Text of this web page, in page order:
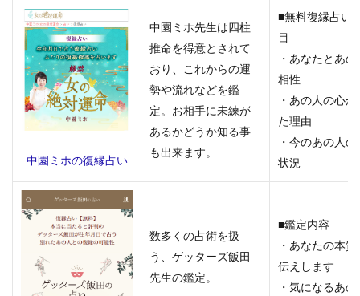
ル占
いウ
ラナ
6
復縁
相談
も可
当た
ぎる
対面
占い
店舗
まと
め
中園ミホの復縁占い
中園ミホ先生は四柱
推命を得意とされて
おり、これからの運
勢や流れなどを鑑
定。お相手に未練が
あるかどうか知る事
も出来ます。
■無料復縁占い
目
・あなたとあ
相性
・あの人の心
た理由
・今のあの人
状況
数多くの占術を扱
う、ゲッターズ飯田
先生の鑑定。
■鑑定内容
・あなたの本
伝えします
・気になるあ